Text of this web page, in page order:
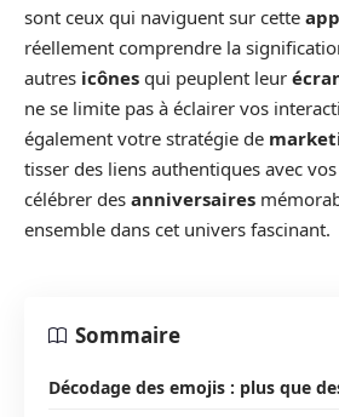
sont ceux qui naviguent sur cette
réellement comprendre la
autres icônes qui peuplent leur
ne se limite pas à éclairer vos
également votre stratégie de
tisser des liens authentiques avec vos
célébrer des anniversaires
ensemble dans cet univers fascinant.
Sommaire
Décodage des emojis : plus que